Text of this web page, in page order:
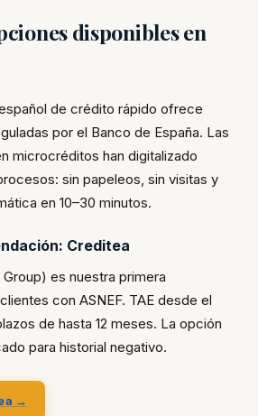
disponibles en
de crédito rápido ofrece
por el Banco de España. Las
microcréditos han digitalizado
sin papeleos, sin visitas y
en 10–30 minutos.
Creditea
es nuestra primera
con ASNEF. TAE desde el
de hasta 12 meses. La opción
para historial negativo.
→